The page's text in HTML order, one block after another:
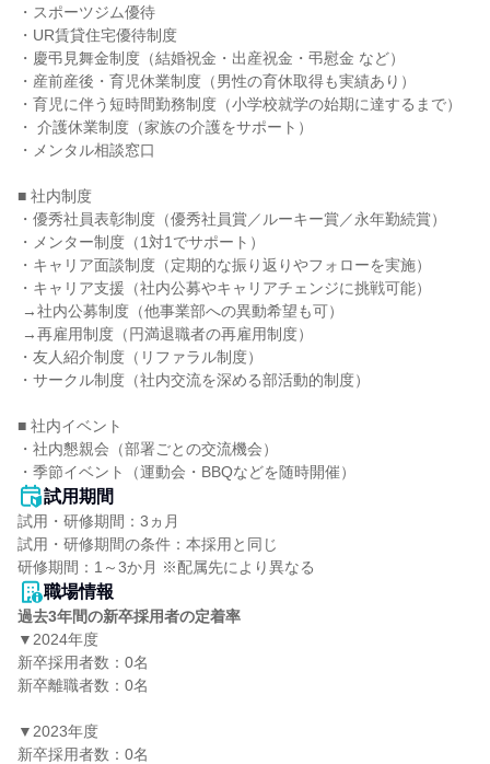
・スポーツジム優待
・UR賃貸住宅優待制度
・慶弔見舞金制度（結婚祝金・出産祝金・弔慰金 など）
・産前産後・育児休業制度（男性の育休取得も実績あり）
・育児に伴う短時間勤務制度（小学校就学の始期に達するまで）
・ 介護休業制度（家族の介護をサポート）
・メンタル相談窓口
■ 社内制度
・優秀社員表彰制度（優秀社員賞／ルーキー賞／永年勤続賞）
・メンター制度（1対1でサポート）
・キャリア面談制度（定期的な振り返りやフォローを実施）
・キャリア支援（社内公募やキャリアチェンジに挑戦可能）
・友人紹介制度（リファラル制度）
・サークル制度（社内交流を深める部活動的制度）
■ 社内イベント
・社内懇親会（部署ごとの交流機会）
・季節イベント（運動会・BBQなどを随時開催）
試用期間
試用・研修期間：3ヵ月
試用・研修期間の条件：本採用と同じ
職場情報
過去3年間の新卒採用者の定着率
▼2024年度
新卒採用者数：0名
新卒離職者数：0名
▼2023年度
新卒採用者数：0名